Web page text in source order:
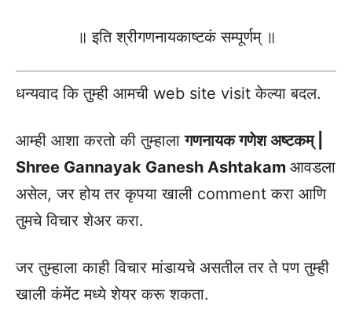
॥ इति श्रीगणनायकाष्टकं सम्पूर्णम् ॥
धन्यवाद कि तुम्ही आमची web site visit केल्या बदल.
आम्ही आशा करतो की तुम्हालागणनायक गणेश अष्टकम् |
Shree Gannayak Ganesh Ashtakam आवडला
असेल, जर होय तर कृपया खाली comment करा आणि
तुमचे विचार शेअर करा.
जर तुम्हाला काही विचार मांडायचे असतील तर ते पण तुम्ही
खाली कंमेंट मध्ये शेयर करू शकता.